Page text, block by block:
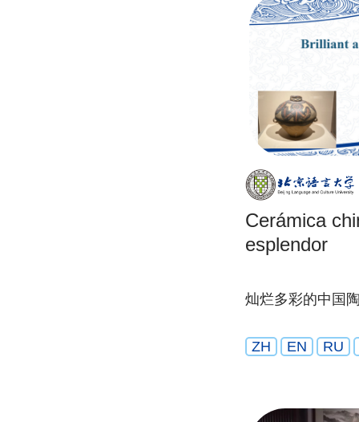
Cerámica
esplendor
灿烂多彩的中国
ZH EN RU